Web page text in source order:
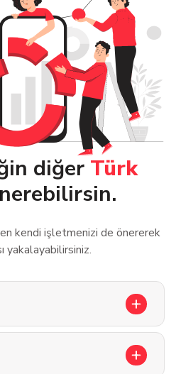
diğer Türk
kendi işletmenizi de önererek
yakalayabilirsiniz.